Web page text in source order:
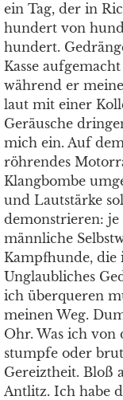
ein Tag, der in
hundert von
hundert.
Kasse
während er
laut mit einer
Geräusche
mich ein. Auf
röhrendes
Klangbombe
und Lautstärke
demonstrieren: je
männliche
Kampfhunde, die
Unglaubliches
ich überqueren
meinen Weg.
Ohr. Was ich von
stumpfe oder
Gereiztheit. Bloß
Antlitz. Ich habe